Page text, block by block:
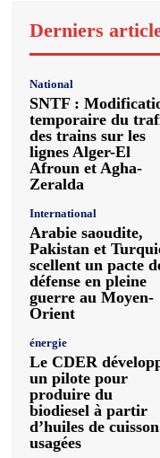
Derniers
National
SNTF :
temporaire du
des trains sur les
lignes Alger-El
Afroun et Agha-
Zeralda
International
Arabie saoudite,
Pakistan et
scellent un pacte
défense en pleine
guerre au Moyen-
Orient
énergie
Le CDER
un pilote pour
produire du
biodiesel à partir
d’huiles de cuisson
usagées